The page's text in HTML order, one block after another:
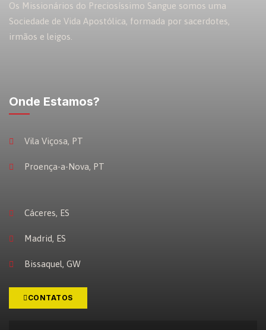
Os Missionários do Preciosíssimo Sangue somos uma
Sociedade de Vida Apostólica, formada por sacerdotes,
irmãos e leigos.
Onde Estamos?
Vila Viçosa, PT
Proença-a-Nova, PT
Cáceres, ES
Madrid, ES
Bissaquel, GW
CONTATOS